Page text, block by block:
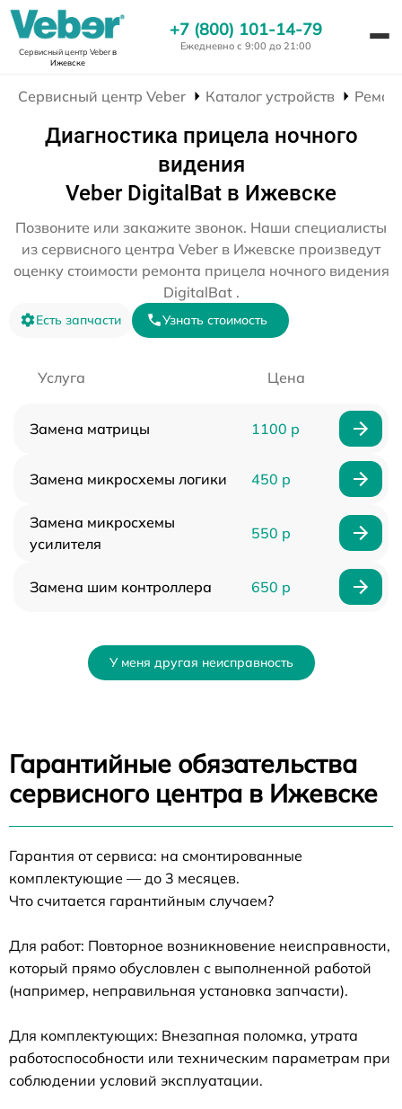
Сервисный центр Veberв
Ижевске
+7 (800) 101-14-79
Ежедневно с 9:00 до 21:00
Сервисный центр Veber Каталог устройств
Диагностика прицела ночного
видения
Veber DigitalBat в Ижевске
Позвоните или закажите звонок. Наши специалисты
из сервисного центра Veber в Ижевске произведут
оценку стоимости ремонта прицела ночного видения
DigitalBat .
Есть запчасти Узнать стоимость
Услуга Цена
Замена матрицы 1100 р
Замена микросхемы логики 450 р
Замена микросхемы
усилителя
550 р
Замена шим контроллера 650 р
У меня другая неисправность
Гарантийные обязательства
сервисного центра в Ижевске
Гарантия от сервиса: на смонтированные
комплектующие — до 3 месяцев.
Что считается гарантийным случаем?
Для работ: Повторное возникновение неисправности,
который прямо обусловлен с выполненной работой
(например, неправильная установка запчасти).
Для комплектующих: Внезапная поломка, утрата
работоспособности или техническим параметрам при
соблюдении условий эксплуатации.